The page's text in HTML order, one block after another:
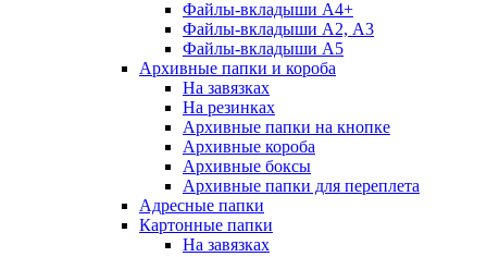
Файлы-вкладыши А4+
Файлы-вкладыши А2, А3
Файлы-вкладыши А5
Архивные папки и короба
На завязках
На резинках
Архивные папки на кнопке
Архивные короба
Архивные боксы
Архивные папки для переплета
Адресные папки
Картонные папки
На завязках